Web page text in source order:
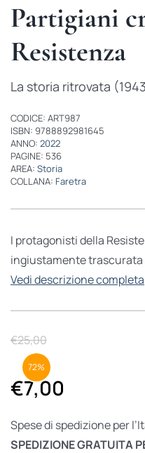
Partigiani
Resistenza
La storia ritrovata
CODICE: ART987
ISBN: 9788892981645
ANNO: 2022
PAGINE: 536
AREA: Storia
COLLANA: Faretra
I protagonisti della
ingiustamente
Vedi descrizione completa
€25,00
€7,00
72%
Spese di spedizione per
SPEDIZIONE GRATUITA